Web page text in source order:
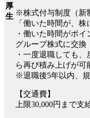
厚
生 ※株式付与制度（新
「働いた時間が、株
・働いた時間がポ
グループ株式に交換
・一度退職しても
ら再び積み上げが
※退職後5年以内、
【交通費】
上限30,000円まで